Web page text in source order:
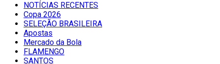
NOTÍCIAS RECENTES
Copa 2026
SELEÇÃO BRASILEIRA
Apostas
Mercado da Bola
FLAMENGO
SANTOS